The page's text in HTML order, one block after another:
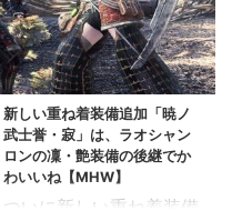
新しい重ね着装備追加「暁ノ
武士誉・寂」は、ラオシャン
ロンの凜・艶装備の後継でか
わいいね【MHW】
ついに新しい重ね着装備